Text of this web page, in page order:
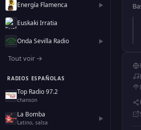
Energía Flamenca ▶
Euskaki Irratia
Onda Sevilla Radio ▶
Tout voir →
RADIOS ESPAÑOLAS
Top Radio 97.2
chanson
La Bomba
Latino, salsa
▶